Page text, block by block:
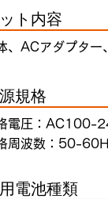
ト内容
、ACアダプター
規格
電圧：AC100-
周波数：50-
電池種類